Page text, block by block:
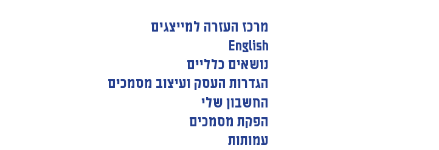
מרכז העזרה למייצגים
English
נושאים כלליים
הגדרות העסק ועיצוב מסמכים
החשבון שלי
הפקת מסמכים
עמותות